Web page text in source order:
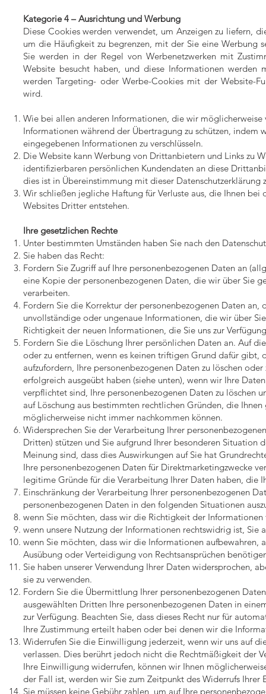
Kategorie 4 – Ausrichtung und Werbung
Diese Cookies werden verwendet, um Anzeigen zu liefern,
um die Häufigkeit zu begrenzen, mit der Sie eine Werbung
Sie werden in der Regel von Werbenetzwerken mit
Website besucht haben, und diese Informationen
werden Targeting- oder Werbe-Cookies mit der Website-
wird.
Wie bei allen anderen Informationen, die wir
Informationen während der Übertragung zu schützen, indem
eingegebenen Informationen zu verschlüsseln.
Die Website kann Werbung von Drittanbietern und Links zu
identifizierbaren persönlichen Kundendaten an diese
dies ist in Übereinstimmung mit dieser
Wir schließen jegliche Haftung für Verluste aus, die Ihnen
Websites Dritter entstehen.
Ihre gesetzlichen Rechte
Unter bestimmten Umständen haben Sie nach den
Sie haben das Recht:
Fordern Sie Zugriff auf Ihre personenbezogenen Daten an
eine Kopie der personenbezogenen Daten, die wir über Sie
verarbeiten.
Fordern Sie die Korrektur der personenbezogenen Daten
unvollständige oder ungenaue Informationen, die wir über
Richtigkeit der neuen Informationen, die Sie uns zur
Fordern Sie die Löschung Ihrer persönlichen Daten an. Auf
oder zu entfernen, wenn es keinen triftigen Grund dafür gibt,
aufzufordern, Ihre personenbezogenen Daten zu löschen
erfolgreich ausgeübt haben (siehe unten), wenn wir Ihre
verpflichtet sind, Ihre personenbezogenen Daten zu löschen
auf Löschung aus bestimmten rechtlichen Gründen, die
möglicherweise nicht immer nachkommen können.
Widersprechen Sie der Verarbeitung Ihrer
Dritten) stützen und Sie aufgrund Ihrer besonderen Situation
Meinung sind, dass dies Auswirkungen auf Sie hat
Ihre personenbezogenen Daten für Direktmarketingzwecke
legitime Gründe für die Verarbeitung Ihrer Daten haben, die
Einschränkung der Verarbeitung Ihrer personenbezogenen
personenbezogenen Daten in den folgenden Situationen
wenn Sie möchten, dass wir die Richtigkeit der Informationen
wenn unsere Nutzung der Informationen rechtswidrig ist, Sie
wenn Sie möchten, dass wir die Informationen aufbewahren,
Ausübung oder Verteidigung von Rechtsansprüchen
Sie haben unserer Verwendung Ihrer Daten widersprochen,
sie zu verwenden.
Fordern Sie die Übermittlung Ihrer personenbezogenen
ausgewählten Dritten Ihre personenbezogenen Daten in
zur Verfügung. Beachten Sie, dass dieses Recht nur für
Ihre Zustimmung erteilt haben oder bei denen wir die
Widerrufen Sie die Einwilligung jederzeit, wenn wir uns auf
verlassen. Dies berührt jedoch nicht die Rechtmäßigkeit der
Ihre Einwilligung widerrufen, können wir Ihnen
der Fall ist, werden wir Sie zum Zeitpunkt des Widerrufs
Sie müssen keine Gebühr zahlen, um auf Ihre